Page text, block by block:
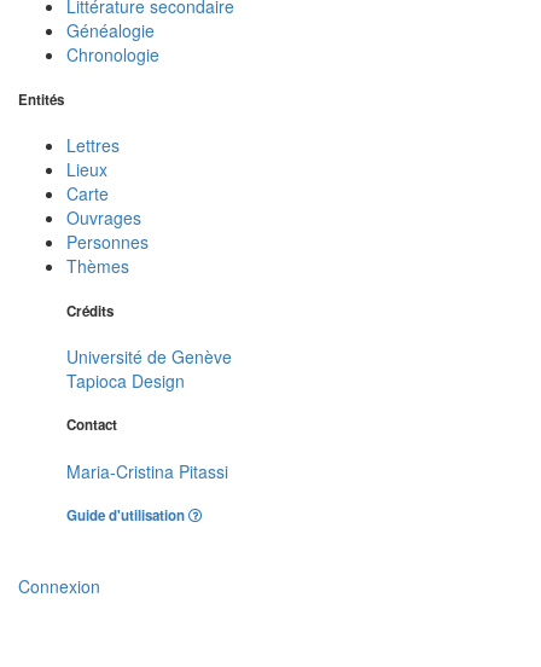
Littérature secondaire
Généalogie
Chronologie
Entités
Lettres
Lieux
Carte
Ouvrages
Personnes
Thèmes
Crédits
Université de Genève
Tapioca Design
Contact
Maria-Cristina Pitassi
Guide d'utilisation
Connexion